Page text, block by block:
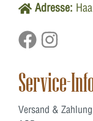
Adresse:
Service-
Versand & Zahlung